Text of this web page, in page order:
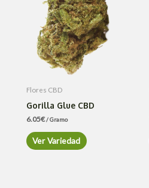
Flores CBD
Gorilla Glue CBD
6.05€/ Gramo
Ver Variedad